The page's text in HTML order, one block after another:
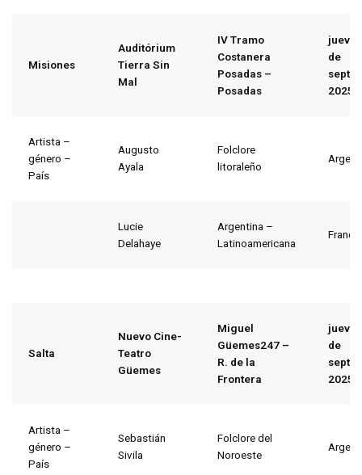
Misiones
Auditórium
Tierra Sin
Mal
IV Tramo
Costanera
Posadas –
Posadas
de
2025
Artista –
género –
País
Augusto
Ayala
Folclore
litoraleño
Lucie
Delahaye
Argentina –
Latinoamericana
Francia
Salta
Nuevo Cine-
Teatro
Güemes
Miguel
Güemes247 –
R. de la
Frontera
de
2025
Artista –
género –
País
Sebastián
Sivila
Folclore del
Noroeste